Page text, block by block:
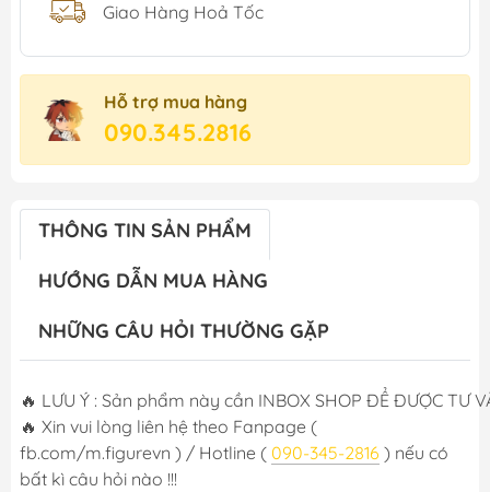
Giao Hàng Hoả Tốc
Hỗ trợ mua hàng
090.345.2816
THÔNG TIN SẢN PHẨM
HƯỚNG DẪN MUA HÀNG
NHỮNG CÂU HỎI THƯỜNG GẶP
🔥 LƯU Ý : Sản phẩm này cần INBOX SHOP ĐỂ ĐƯỢC TƯ
🔥 Xin vui lòng liên hệ theo Fanpage (
fb.com/m.figurevn ) / Hotline ( 090-345-2816 ) nếu có
bất kì câu hỏi nào !!!